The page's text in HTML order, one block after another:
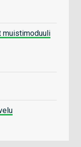
muistimoduuli